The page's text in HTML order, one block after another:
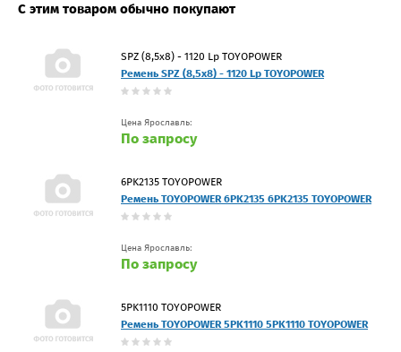
С этим товаром обычно покупают
SPZ (8,5x8) - 1120 Lp TOYOPOWER
Ремень SPZ (8,5x8) - 1120 Lp TOYOPOWER
Цена Ярославль:
По запросу
6PK2135 TOYOPOWER
Ремень TOYOPOWER 6PK2135 6PK2135 TOYOPOWER
Цена Ярославль:
По запросу
5PK1110 TOYOPOWER
Ремень TOYOPOWER 5PK1110 5PK1110 TOYOPOWER